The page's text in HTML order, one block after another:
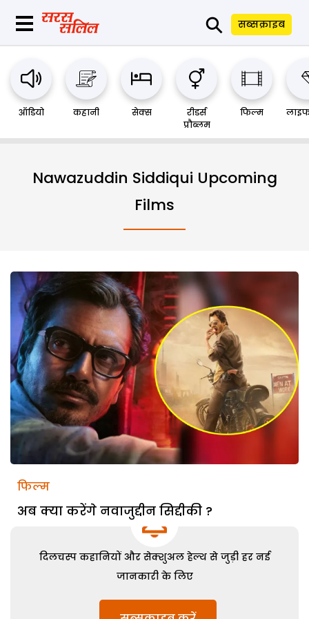
⚲ सब्सक्राइब
ऑडियो कहानी सेक्स
रीडर्स
प्रौब्लम
फिल्म
Nawazuddin Siddiqui Upcoming
Films
फिल्म
अब क्या करेंगे नवाजुद्दीन सिद्दीकी ?
दिलचस्प कहानियों और सेक्शुअल हेल्थ से जुड़ी हर नई
जानकारी के लिए